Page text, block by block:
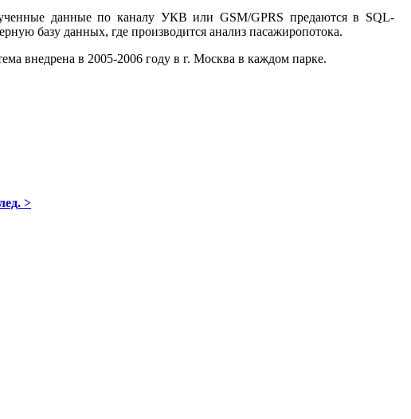
данные по каналу УКВ или GSM/GPRS предаются в SQL-
базу данных, где производится анализ пасажиропотока.
внедрена в 2005-2006 году в г. Москва в каждом парке.
>